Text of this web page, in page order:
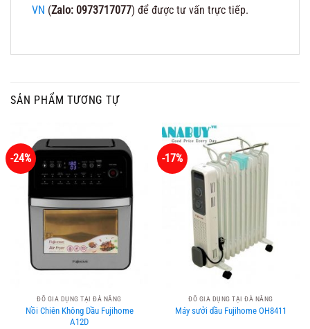
VN (Zalo: 0973717077) để được tư vấn trực tiếp.
SẢN PHẨM TƯƠNG TỰ
-24%
ĐỒ GIA DỤNG TẠI ĐÀ NẴNG
Nồi Chiên Không Dầu Fujihome
A12D
-17%
ĐỒ GIA DỤNG TẠI ĐÀ NẴNG
Máy sưởi dầu Fujihome OH8411